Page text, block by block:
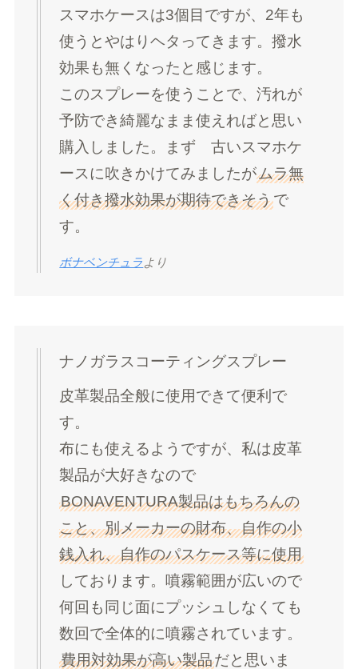
スマホケースは3個目ですが、2年も
使うとやはりヘタってきます。撥水
効果も無くなったと感じます。
このスプレーを使うことで、汚れが
予防でき綺麗なまま使えればと思い
購入しました。まず 古いスマホケ
ースに吹きかけてみましたがムラ無
く付き撥水効果が期待できそうで
す。
ボナベンチュラ より
ナノガラスコーティングスプレー
皮革製品全般に使用できて便利で
す。
布にも使えるようですが、私は皮革
製品が大好きなので
BONAVENTURA製品はもちろんの
こと、別メーカーの財布、自作の小
銭入れ、自作のパスケース等に使用
しております。噴霧範囲が広いので
何回も同じ面にプッシュしなくても
数回で全体的に噴霧されています。
費用対効果が高い製品だと思いま